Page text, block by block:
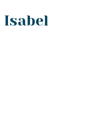
Isabel